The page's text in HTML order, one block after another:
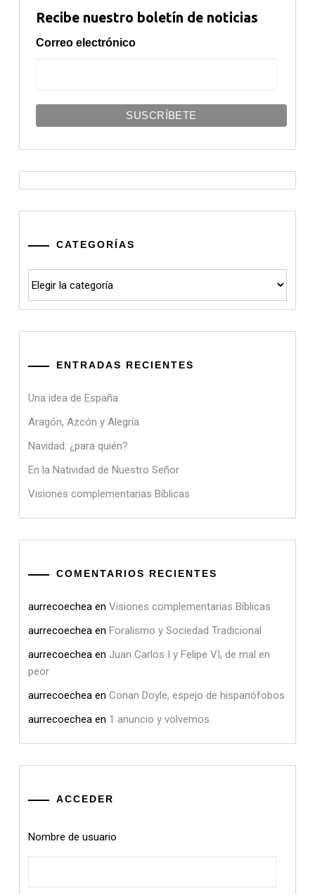
Recibe nuestro boletín de noticias
Correo electrónico
CATEGORÍAS
ENTRADAS RECIENTES
Una idea de España
Aragón, Azcón y Alegría
Navidad: ¿para quién?
En la Natividad de Nuestro Señor
Visiones complementarias Bíblicas
COMENTARIOS RECIENTES
aurrecoechea en Visiones complementarias Bíblicas
aurrecoechea en Foralismo y Sociedad Tradicional
aurrecoechea en Juan Carlos I y Felipe VI, de mal en
peor
aurrecoechea en Conan Doyle, espejo de hispanófobos
aurrecoechea en 1 anuncio y volvemos.
ACCEDER
Nombre de usuario